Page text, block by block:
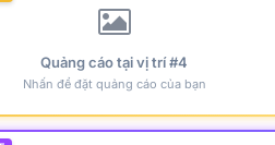
Quảng cáo tại vị trí #4
Nhấn để đặt quảng cáo của bạn